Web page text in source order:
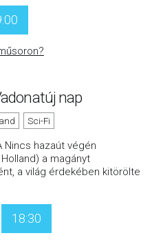
nap
Sci-Fi
Nincs hazaút végén
a magányt
a világ érdekében kitörölte
18:30